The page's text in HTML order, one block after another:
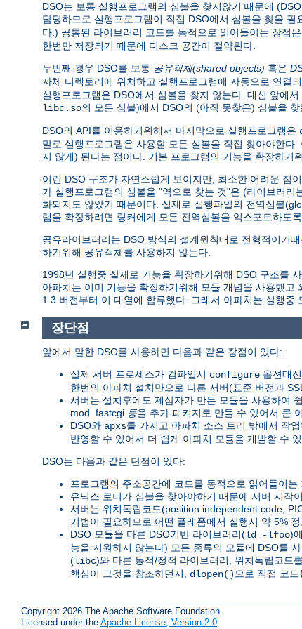
DSO는 보통 실행프로그램의 심볼을 찾지않기 때문에
담당하므로 실행프로그램이 직접 DSO에서 심볼을 찾을 필
다.) 공통된 라이브러리 코드를 동적으로 읽어들이는 장점
한번만 저장되기 때문에 디스크 공간이 절약된다.
두번째 경우 DSO를 보통 공유객체(shared objects) 혹은
자체 디렉토리에 위치하고 실행프로그램에 자동으로 연결
실행프로그램은 DSO에서 심볼을 찾지 않는다. 대신 앞에
libc.so의 모든 심볼)에서 DSO의 (아직 못찾은) 심볼을
DSO의 API를 이용하기위해서 마지막으로 실행프로그램은
말로 실행프로그램은 사용할 모든 실볼을 직접 찾아야한
지 않게) 된다는 점이다. 기본 프로그램의 기능을 확장하기
이런 DSO 구조가 자연스럽게 보이지만, 최소한 어려운 점
가 실행프로그램의 심볼을 "역으로 찾는 것"은 (라이브러
화되지도 않았기 때문이다. 실제로 실행파일의 전역심볼
램을 확장하려면 링커에게 모든 전역심볼을 익스포트하도
공유라이브러리는 DSO 방식의 설계원칙대로 전형적이기
하기위해 공유객체를 사용하지 않는다.
1998년 실행중 실제로 기능을 확장하기위해 DSO 구조를
아파치는 이미 기능을 확장하기위해 모듈 개념을 사용했
1.3 버전부터 이 대열에 합류했다. 그래서 아파치는 실행
장단점
앞에서 말한 DSO를 사용하면 다음과 같은 장점이 있다:
실제 서버 프로세스가 컴파일시 configure 옵션대신
한번의 아파치 설치만으로 다른 서버(표준 버전과
서버는 설치후에도 제삼자가 만든 모듈을 사용하여
mod_fastcgi 등을 추가 패키지로 만들 수 있어서 큰
DSO와 apxs를 가지고 아파치 소스 트리 밖에서 작업
반영할 수 있어서 더 쉽게 아파치 모듈을 개발할 수 있
DSO는 다음과 같은 단점이 있다:
프로그램의 주소공간에 코드를 동적으로 읽어들이
유닉스 로더가 심볼을 찾아야하기 때문에 서버 시작
서버는 위치독립코드(position independent code,
기법이 필요하므로 어떤 플래폼에서 실행시 약 5% 정
DSO 모듈을 다른 DSO기반 라이브러리(ld -lfoo)
능을 지원하지 않는다) 모든 종류의 모듈에 DSO를
(libc)와 다른 동적/정적 라이브러리, 위치독립코드
핵심이 그것을 참조하던지, dlopen() 으로 직접 코드
Copyright 2026 The Apache Software Foundation.
Licensed under the Apache License, Version 2.0.